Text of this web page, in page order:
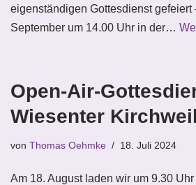
eigenständigen Gottesdienst gefeiert
September um 14.00 Uhr in der…
Open-Air-
Wiesenter
von Thomas Oehmke 18. Juli 2024
Am 18. August laden wir um 9.30